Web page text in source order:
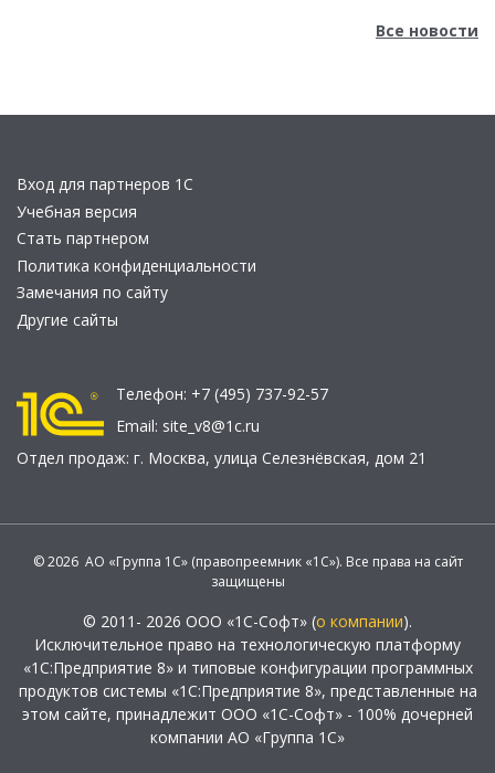
Все новости
Вход для партнеров 1С
Учебная версия
Стать партнером
Политика конфиденциальности
Замечания по сайту
Другие сайты
Телефон: +7 (495) 737-92-57
Email: site_v8@1c.ru
Отдел продаж: г. Москва, улица Селезнёвская, дом 21
© 2026 АО «Группа 1С» (правопреемник «1С»). Все права на сайт
защищены
© 2011- 2026 ООО «1С-Софт» (о компании).
Исключительное право на технологическую платформу
«1С:Предприятие 8» и типовые конфигурации программных
продуктов системы «1С:Предприятие 8», представленные на
этом сайте, принадлежит ООО «1С-Софт» - 100% дочерней
компании АО «Группа 1С»